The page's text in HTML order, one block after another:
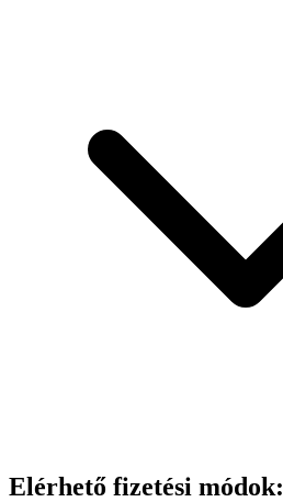
Elérhető fizetési módok: